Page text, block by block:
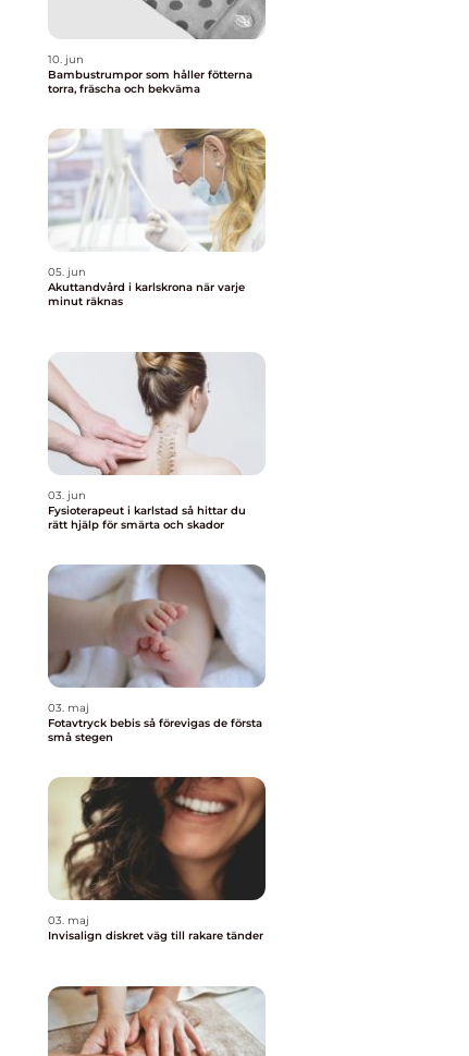
10. jun
Bambustrumpor som håller fötterna
torra, fräscha och bekväma
05. jun
Akuttandvård i karlskrona när varje
minut räknas
03. jun
Fysioterapeut i karlstad så hittar du
rätt hjälp för smärta och skador
03. maj
Fotavtryck bebis så förevigas de första
små stegen
03. maj
Invisalign diskret väg till rakare tänder